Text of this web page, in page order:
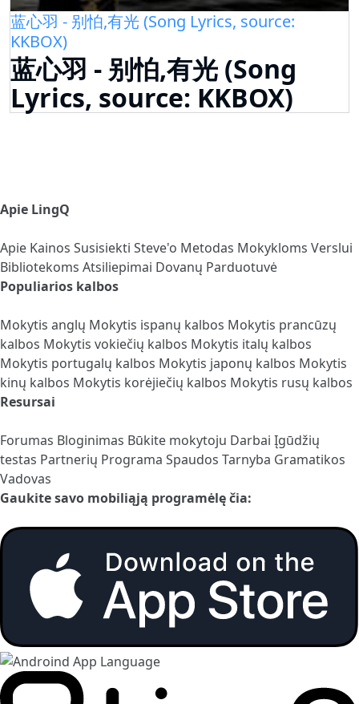
蓝心羽 - 别怕,有光 (Song Lyrics, source:
KKBOX)
蓝心羽 - 别怕,有光 (Song
Lyrics, source: KKBOX)
Apie LingQ
Apie Kainos Susisiekti Steve'o Metodas Mokykloms Verslui
Bibliotekoms Atsiliepimai Dovanų Parduotuvė
Populiarios kalbos
Mokytis anglų Mokytis ispanų kalbos Mokytis prancūzų
kalbos Mokytis vokiečių kalbos Mokytis italų kalbos
Mokytis portugalų kalbos Mokytis japonų kalbos Mokytis
kinų kalbos Mokytis korėjiečių kalbos Mokytis rusų kalbos
Resursai
Forumas Bloginimas Būkite mokytoju Darbai Įgūdžių
testas Partnerių Programa Spaudos Tarnyba Gramatikos
Vadovas
Gaukite savo mobiliąją programėlę čia: